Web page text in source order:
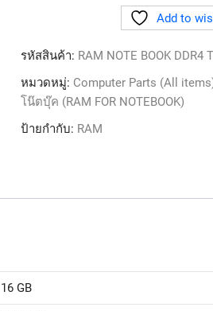
Add to
รหัสสินค้า: RAM NOTE BOOK DDR4
หมวดหมู่: Computer Parts (All
โน๊ตบุ๊ค (RAM FOR NOTEBOOK)
ป้ายกำกับ: RAM
16 GB